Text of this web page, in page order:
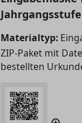
Materialtyp:
ZIP-Paket mit
bestellten